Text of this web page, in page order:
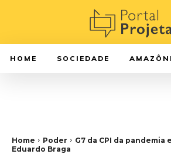
HOME SOCIEDADE
Home Poder
G7 da CPI da pandemia
Eduardo Braga